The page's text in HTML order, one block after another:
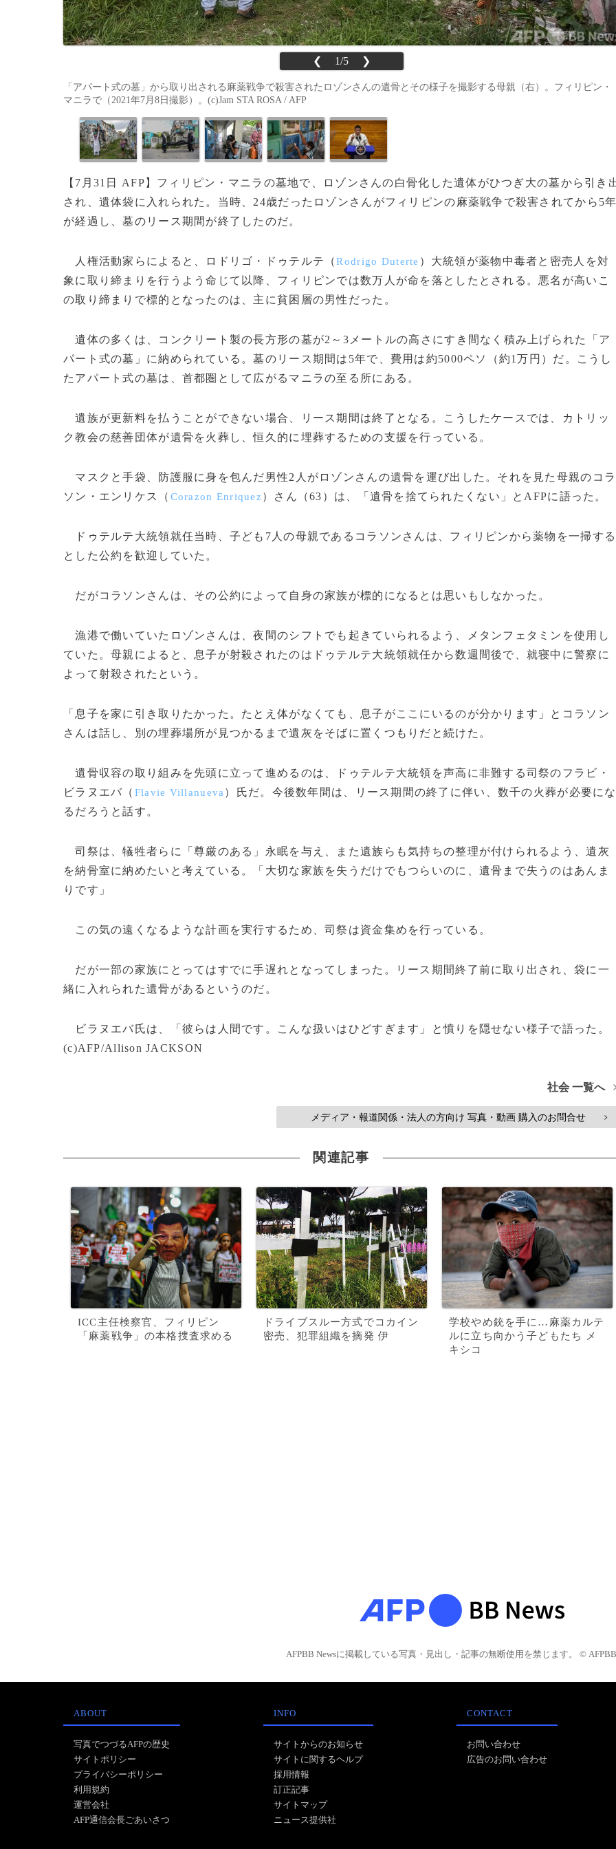
❮ 1/5 ❯
「アパート式の墓」から取り出される麻薬戦争で殺害されたロゾンさんの遺骨とその様子を撮影する母親（右）。フィリピン・
マニラで（2021年7月8日撮影）。(c)Jam STA ROSA / AFP
【7月31日 AFP】フィリピン・マニラの墓地で、ロゾンさんの白骨化した遺体がひつぎ大の墓から引き
され、遺体袋に入れられた。当時、24歳だったロゾンさんがフィリピンの麻薬戦争で殺害されてから5
が経過し、墓のリース期間が終了したのだ。
人権活動家らによると、ロドリゴ・ドゥテルテ（Rodrigo Duterte ）大統領が薬物中毒者と密売人を対
象に取り締まりを行うよう命じて以降、フィリピンでは数万人が命を落としたとされる。悪名が高いこ
の取り締まりで標的となったのは、主に貧困層の男性だった。
遺体の多くは、コンクリート製の長方形の墓が2～3メートルの高さにすき間なく積み上げられた「ア
パート式の墓」に納められている。墓のリース期間は5年で、費用は約5000ペソ（約1万円）だ。こうし
たアパート式の墓は、首都圏として広がるマニラの至る所にある。
遺族が更新料を払うことができない場合、リース期間は終了となる。こうしたケースでは、カトリッ
ク教会の慈善団体が遺骨を火葬し、恒久的に埋葬するための支援を行っている。
マスクと手袋、防護服に身を包んだ男性2人がロゾンさんの遺骨を運び出した。それを見た母親のコラ
ソン・エンリケス（ Corazon Enriquez）さん（63）は、「遺骨を捨てられたくない」とAFPに語った。
ドゥテルテ大統領就任当時、子ども7人の母親であるコラソンさんは、フィリピンから薬物を一掃する
とした公約を歓迎していた。
だがコラソンさんは、その公約によって自身の家族が標的になるとは思いもしなかった。
漁港で働いていたロゾンさんは、夜間のシフトでも起きていられるよう、メタンフェタミンを使用し
ていた。母親によると、息子が射殺されたのはドゥテルテ大統領就任から数週間後で、就寝中に警察に
よって射殺されたという。
「息子を家に引き取りたかった。たとえ体がなくても、息子がここにいるのが分かります」とコラソン
さんは話し、別の埋葬場所が見つかるまで遺灰をそばに置くつもりだと続けた。
遺骨収容の取り組みを先頭に立って進めるのは、ドゥテルテ大統領を声高に非難する司祭のフラビ・
ビラヌエバ（ Flavie Villanueva ）氏だ。今後数年間は、リース期間の終了に伴い、数千の火葬が必要にな
るだろうと話す。
司祭は、犠牲者らに「尊厳のある」永眠を与え、また遺族らも気持ちの整理が付けられるよう、遺灰
を納骨室に納めたいと考えている。「大切な家族を失うだけでもつらいのに、遺骨まで失うのはあんま
りです」
この気の遠くなるような計画を実行するため、司祭は資金集めを行っている。
だが一部の家族にとってはすでに手遅れとなってしまった。リース期間終了前に取り出され、袋に一
緒に入れられた遺骨があるというのだ。
ビラヌエバ氏は、「彼らは人間です。こんな扱いはひどすぎます」と憤りを隠せない様子で語った。
(c)AFP/Allison JACKSON
社会 一覧へ
メディア・報道関係・法人の方向け 写真・動画 購入のお問合せ >
関連記事
ICC主任検察官、フィリピン
「麻薬戦争」の本格捜査求める
ドライブスルー方式でコカイン
密売、犯罪組織を摘発 伊
学校やめ銃を手に…麻薬カルテ
ルに立ち向かう子どもたち メ
キシコ
AFPBB Newsに掲載している写真・見出し・記事の無断使用を禁じます。 © AFPBB
ABOUT
写真でつづるAFPの歴史
サイトポリシー
プライバシーポリシー
利用規約
運営会社
AFP通信会長ごあいさつ
INFO
サイトからのお知らせ
サイトに関するヘルプ
採用情報
訂正記事
サイトマップ
ニュース提供社
CONTACT
お問い合わせ
広告のお問い合わせ